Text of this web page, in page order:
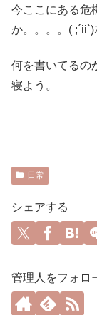
今ここにある危
か。。。。( ;´ii`)
何を書いてるの
寝よう。
日常
シェアする
管理人をフォロ